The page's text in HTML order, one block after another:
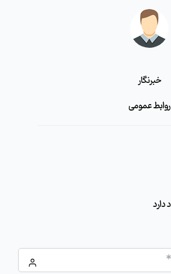
خبرنگار
روابط عمومی